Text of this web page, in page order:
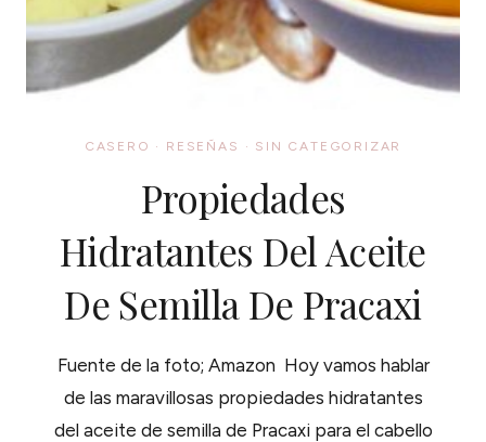
CASERO · RESEÑAS · SIN CATEGORIZAR
Propiedades
Hidratantes Del Aceite
De Semilla De Pracaxi
Fuente de la foto; Amazon Hoy vamos hablar
de las maravillosas propiedades hidratantes
del aceite de semilla de Pracaxi para el cabello